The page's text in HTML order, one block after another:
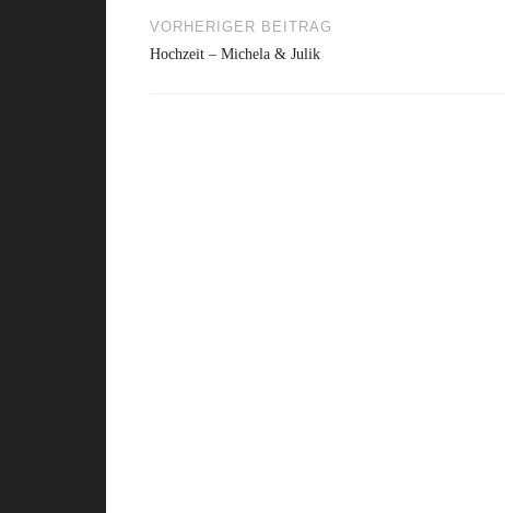
Beitragsnavigation
VORHERIGER BEITRAG
Hochzeit – Michela & Julik